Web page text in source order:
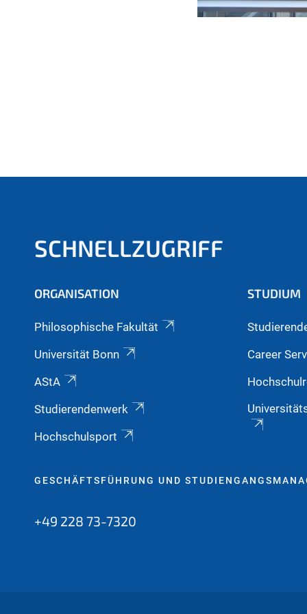
SCHNELLZUGRIFF
ORGANISATION
Philosophische Fakultät
Universität Bonn
AStA
Studierendenwerk
Hochschulsport
STUDIUM
Career
GESCHÄFTSFÜHRUNG UND
+49 228 73-7320